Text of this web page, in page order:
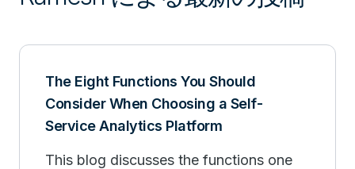
The Eight Functions You Should
Consider When Choosing a Self-
Service Analytics Platform
This blog discusses the functions one